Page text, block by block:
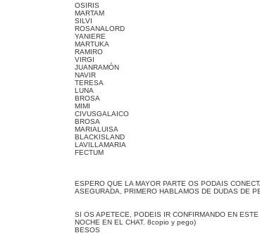
OSIRIS
MARTAM
SILVI
ROSANALORD
YANIERE
MARTUKA
RAMIRO
VIRGI
JUANRAMÓN
NAVIR
TERESA
LUNA
BROSA
MIMI
CIVUSGALAICO
BROSA
MARIALUISA
BLACKISLAND
LAVILLAMARIA
FECTUM
ESPERO QUE LA MAYOR PARTE OS PODAIS
ASEGURADA, PRIMERO HABLAMOS DE DUDAS DE
SI OS APETECE, PODEIS IR CONFIRMANDO EN
NOCHE EN EL CHAT. 8copio y pego)
BESOS